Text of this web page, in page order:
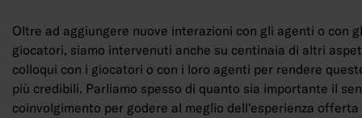
Oltre ad aggiungere nuove interazioni con gli agenti o con
giocatori, siamo intervenuti anche su centinaia di altri
colloqui con i giocatori o con i loro agenti per rendere
più credibili. Parliamo spesso di quanto sia importante il
coinvolgimento per godere al meglio dell'esperienza